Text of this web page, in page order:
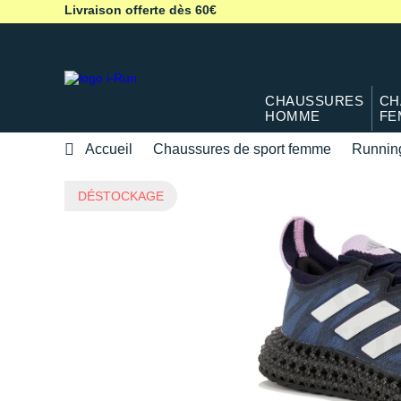
Livraison offerte dès 60€
CHAUSSURES
HOMME
Accueil Chaussures de sport femme
DÉSTOCKAGE